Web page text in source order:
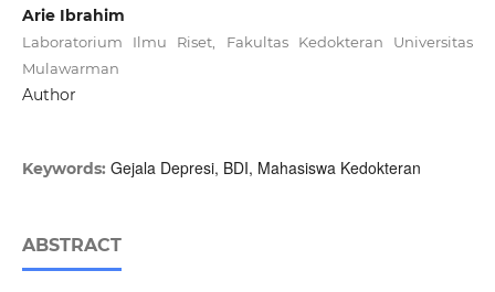
Arie Ibrahim
Laboratorium Ilmu Riset, Fakultas Kedokteran Universitas
Mulawarman
Author
Keywords: Gejala Depresi, BDI, Mahasiswa Kedokteran
ABSTRACT